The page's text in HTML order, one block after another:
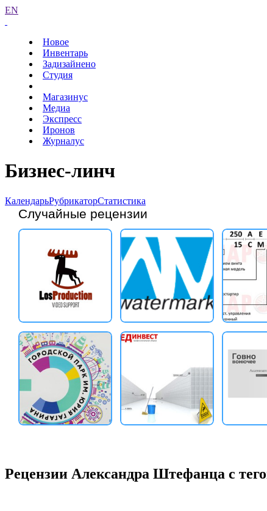
EN
Новое
Инвентарь
Задизайнено
Студия
Магазинус
Медиа
Экспресс
Иронов
Журналус
Бизнес-линч
КалендарьРубрикаторСтатистика
Случайные рецензии
Рецензии Александра Штефанца с